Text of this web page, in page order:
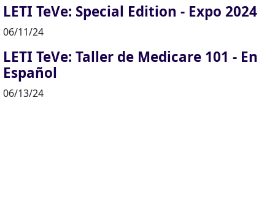
LETI TeVe: Special Edition - Expo 2024
06/11/24
LETI TeVe: Taller de Medicare 101 - En
Español
06/13/24